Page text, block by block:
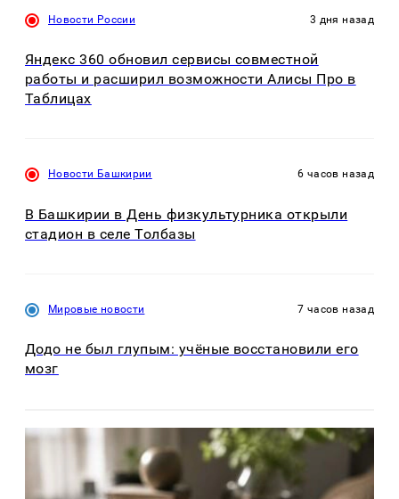
Новости России 3 дня назад
Яндекс 360 обновил сервисы совместной
работы и расширил возможности Алисы Про в
Таблицах
Новости Башкирии 6 часов назад
В Башкирии в День физкультурника открыли
стадион в селе Толбазы
Мировые новости 7 часов назад
Додо не был глупым: учёные восстановили его
мозг